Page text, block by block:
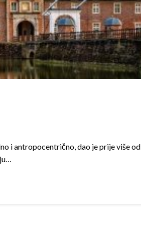
i antropocentrično, dao je prije više od